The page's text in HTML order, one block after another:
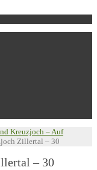
Kreuzjoch – Auf
Zillertal – 30
– 30